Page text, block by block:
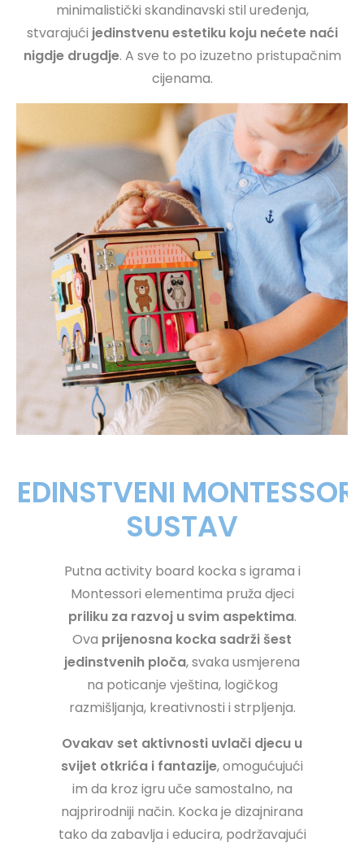
minimalistički skandinavski stil uređenja,
stvarajući jedinstvenu estetiku koju nećete naći
nigdje drugdje. A sve to po izuzetno pristupačnim
cijenama.
JEDINSTVENI MONTESSORI
SUSTAV
Putna activity board kocka s igrama i
Montessori elementima pruža djeci
priliku za razvoj u svim aspektima.
Ova prijenosna kocka sadrži šest
jedinstvenih ploča, svaka usmjerena
na poticanje vještina, logičkog
razmišljanja, kreativnosti i strpljenja.
Ovakav set aktivnosti uvlači djecu u
svijet otkrića i fantazije, omogućujući
im da kroz igru uče samostalno, na
najprirodniji način. Kocka je dizajnirana
tako da zabavlja i educira, podržavajući